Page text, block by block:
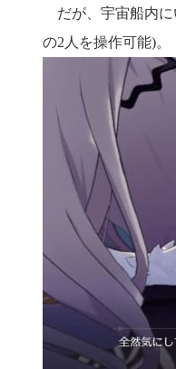
だが、宇宙船内に
の2人を操作可能)。